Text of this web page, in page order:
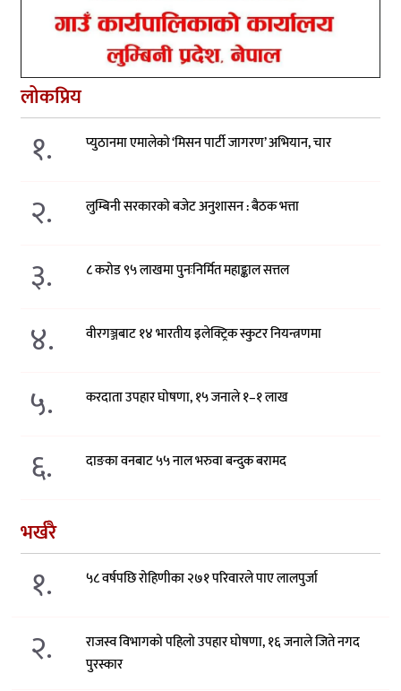
लोकप्रिय
१. प्युठानमा एमालेको ‘मिसन पार्टी जागरण’ अभियान, चार
२. लुम्बिनी सरकारको बजेट अनुशासन : बैठक भत्ता
३. ८ करोड ९५ लाखमा पुनःनिर्मित महाङ्काल सत्तल
४. वीरगञ्जबाट १४ भारतीय इलेक्ट्रिक स्कुटर नियन्त्रणमा
५. करदाता उपहार घोषणा, १५ जनाले १–१ लाख
६. दाङका वनबाट ५५ नाल भरुवा बन्दुक बरामद
भर्खरै
१. ५८ वर्षपछि रोहिणीका २७१ परिवारले पाए लालपुर्जा
२.
राजस्व विभागको पहिलो उपहार घोषणा, १६ जनाले जिते नगद
पुरस्कार